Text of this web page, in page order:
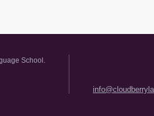
School.